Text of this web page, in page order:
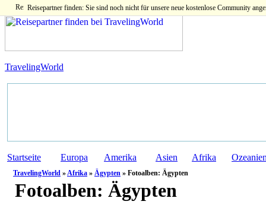
Reisepartner finden: Sie sind noch nicht für unsere neue kostenlose Community
TravelingWorld
Startseite Europa Amerika Asien Afrika
TravelingWorld »Afrika » Ägypten » Fotoalben: Ägypten
Fotoalben: Ägypten